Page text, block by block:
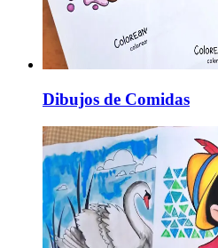
Dibujos de Comidas